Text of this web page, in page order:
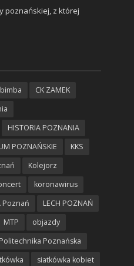
poznańskiej, z której
bimba
CK ZAMEK
HISTORIA POZNANIA
POZNAŃSKIE
KKS
Kolejorz
koronawirus
Poznań
LECH POZNAŃ
MTP
objazdy
Politechnika Poznańska
siatkówka kobiet